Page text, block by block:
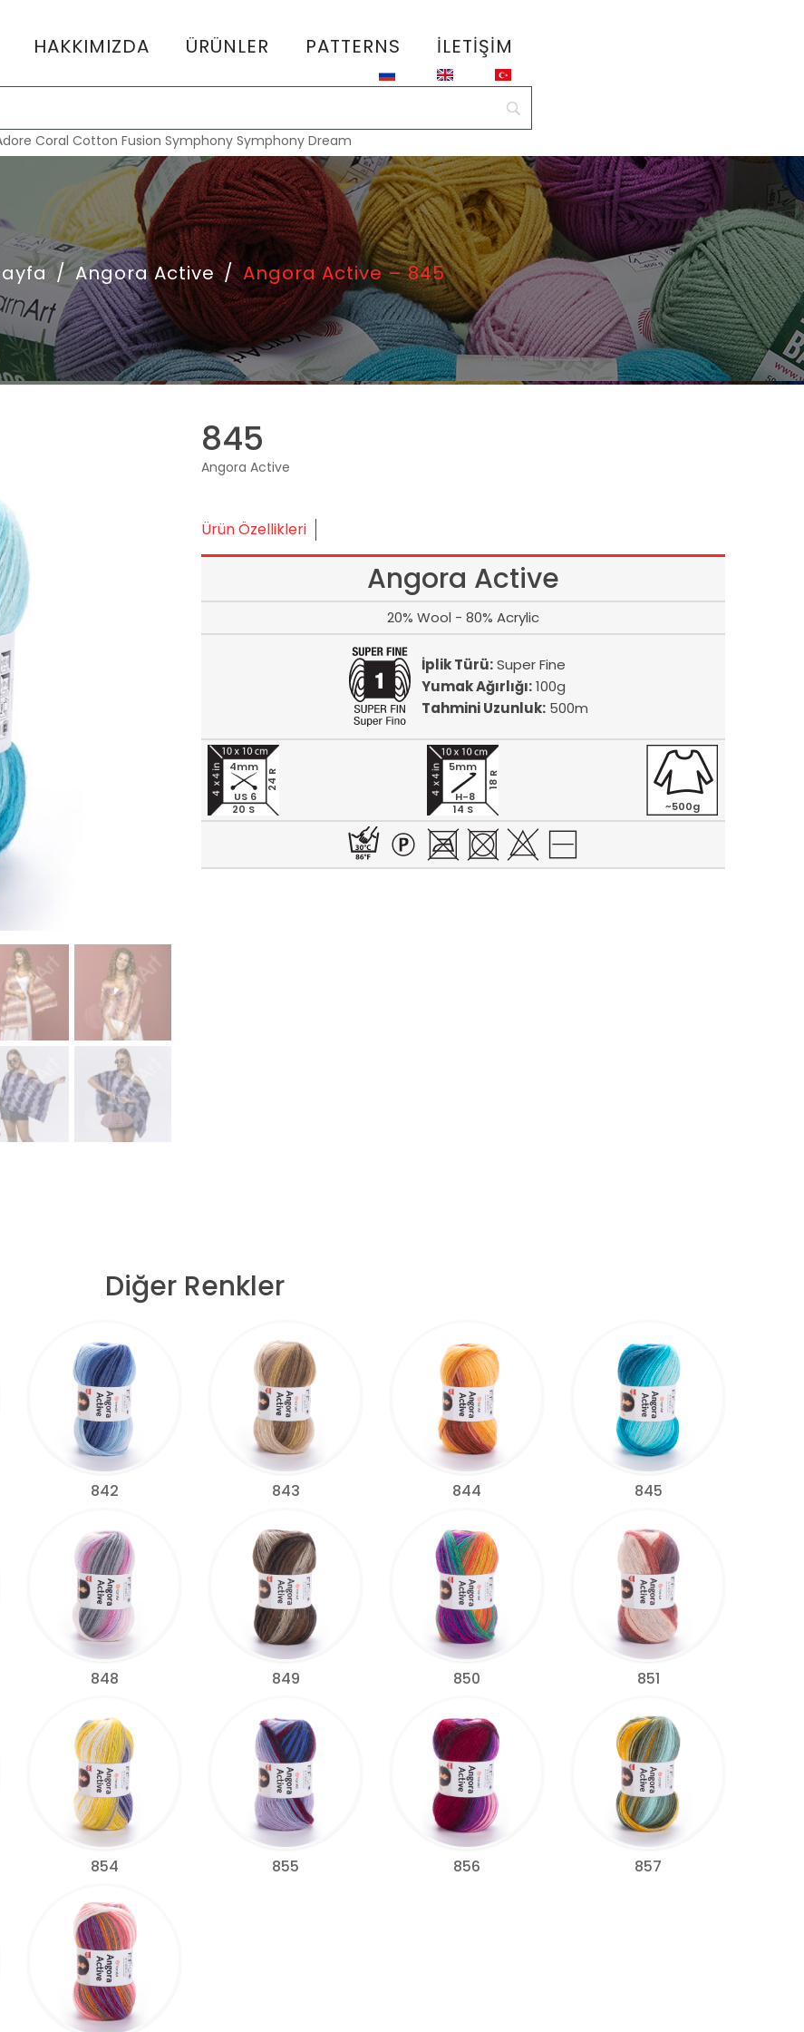
HAKKIMIZDA ÜRÜNLER PATTERNS İLETIŞIM
Coral Cotton Fusion Symphony Symphony Dream
/ Angora Active / Angora Active – 845
845
Angora Active
Ürün Özellikleri
Angora Active
20% Wool - 80% Acrylic
İplik Türü:Super Fine
Yumak Ağırlığı:100g
Tahmini Uzunluk:500m
20 S
24 R
4mm
US 6
14 S
18 R
5mm
H-8
~500g
Diğer Renkler
842 843 844 845
848 849 850 851
854 855 856 857